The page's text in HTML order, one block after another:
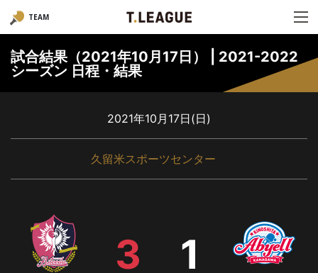
TEAM
試合結果（2021年10月17日） | 2021-2022
シーズン 日程・結果
2021年10月17日(日)
久留米スポーツセンター
3 1